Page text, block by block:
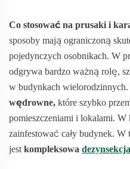
Co stosować na prusaki i
sposoby mają ograniczoną
pojedynczych osobnikach. W
odgrywa bardzo ważną rolę,
w budynkach wielorodzinnych.
wędrowne, które szybko
pomieszczeniami i lokalami. W
zainfestować cały budynek.
jest kompleksowa dezynsekcja